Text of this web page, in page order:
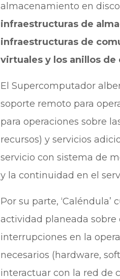
almacenamiento en
infraestructuras de
infraestructuras de
virtuales y los anillos
El Supercomputador
soporte remoto para
para operaciones sobre
recursos) y servicios
servicio con sistema de
y la continuidad en el
Por su parte,
actividad planeada
interrupciones en la
necesarios (hardware,
interactuar con la red de